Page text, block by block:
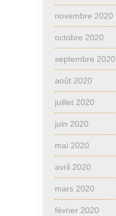
novembre 2020
octobre 2020
septembre 2020
août 2020
juillet 2020
juin 2020
mai 2020
avril 2020
mars 2020
février 2020